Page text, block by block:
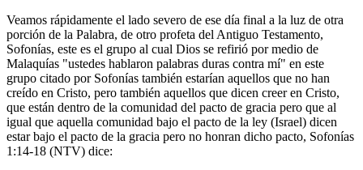
Veamos rápidamente el lado severo de ese día final a la luz de otra
porción de la Palabra, de otro profeta del Antiguo Testamento,
Sofonías, este es el grupo al cual Dios se refirió por medio de
Malaquías "ustedes hablaron palabras duras contra mí" en este
grupo citado por Sofonías también estarían aquellos que no han
creído en Cristo, pero también aquellos que dicen creer en Cristo,
que están dentro de la comunidad del pacto de gracia pero que al
igual que aquella comunidad bajo el pacto de la ley (Israel) dicen
estar bajo el pacto de la gracia pero no honran dicho pacto, Sofonías
1:14-18 (NTV) dice: